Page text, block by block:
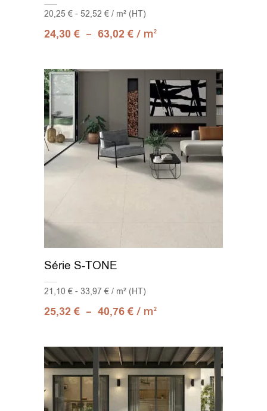
20,25 € - 52,52 € / m² (HT)
24,30€ – 63,02€ / m2
Série S-TONE
21,10 € - 33,97 € / m² (HT)
25,32€ – 40,76€ / m2